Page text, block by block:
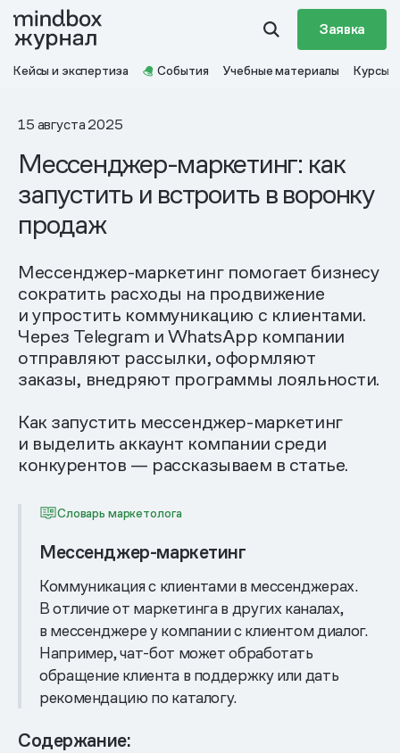
Заявка
Кейсы и экспертиза События Учебные материалы Курсы
15 августа 2025
Мессенджер-маркетинг: как
запустить и встроить в воронку
продаж
Мессенджер-маркетинг помогает бизнесу
сократить расходы на продвижение
и упростить коммуникацию с клиентами.
Через Telegram и WhatsApp компании
отправляют рассылки, оформляют
заказы, внедряют программы лояльности.
Как запустить мессенджер-маркетинг
и выделить аккаунт компании среди
конкурентов — рассказываем в статье.
Словарь маркетолога
Мессенджер-маркетинг
Коммуникация с клиентами в мессенджерах.
В отличие от маркетинга в других каналах,
в мессенджере у компании с клиентом диалог.
Например, чат-бот может обработать
обращение клиента в поддержку или дать
рекомендацию по каталогу.
Содержание: